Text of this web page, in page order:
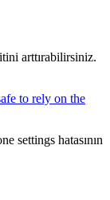
arttırabilirsiniz.
to rely on the
settings hatasının